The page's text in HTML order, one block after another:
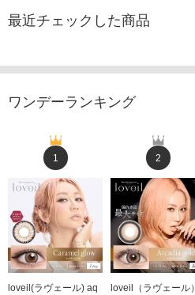
最近チェックした商品
ワンデーランキング
1
loveil(ラヴェール) aq
2
loveil（ラヴェール）